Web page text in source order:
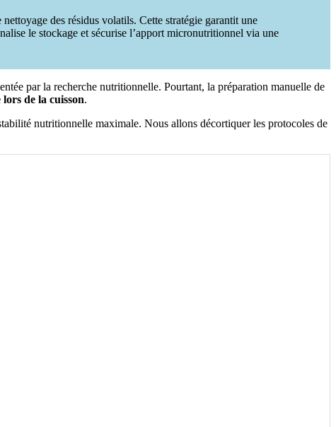
des résidus volatils. Cette stratégie garantit une
le stockage et sécurise l’apport micronutritionnel via une
par la recherche nutritionnelle. Pourtant, la préparation manuelle de
de la cuisson.
nutritionnelle maximale. Nous allons décortiquer les protocoles de